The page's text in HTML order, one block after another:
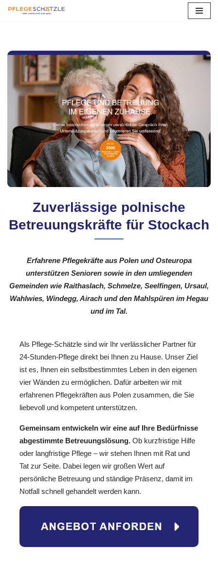
springen
Zuverlässige polnische
Betreuungskräfte für Stockach
Erfahrene Pflegekräfte aus Polen und Osteuropa
unterstützen Senioren sowie in den umliegenden
Gemeinden wie Raithaslach, Schmelze, Seelfingen, Ursaul,
Wahlwies, Windegg, Airach und den Mahlspüren im Hegau
und im Tal.
Als Pflege-Schätzle sind wir Ihr verlässlicher Partner für
24-Stunden-Pflege direkt bei Ihnen zu Hause. Unser Ziel
ist es, Ihnen ein selbstbestimmtes Leben in den eigenen
vier Wänden zu ermöglichen. Dafür arbeiten wir mit
erfahrenen Pflegekräften aus Polen zusammen, die Sie
liebevoll und kompetent unterstützen.
Gemeinsam entwickeln wir eine auf Ihre Bedürfnisse
abgestimmte Betreuungslösung. Ob kurzfristige Hilfe
oder langfristige Pflege – wir stehen Ihnen mit Rat und
Tat zur Seite. Dabei legen wir großen Wert auf
persönliche Betreuung und ständige Präsenz, damit im
Notfall schnell gehandelt werden kann.